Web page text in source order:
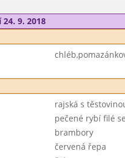
24. 9. 2018
rajská s
pečené rybí filé
brambory
červená řepa